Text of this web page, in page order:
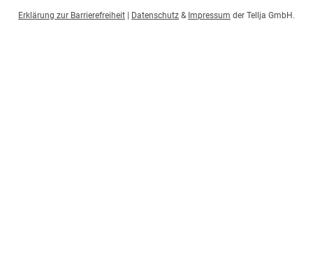
Erklärung zur Barrierefreiheit Datenschutz & Impressum der Tellja GmbH.